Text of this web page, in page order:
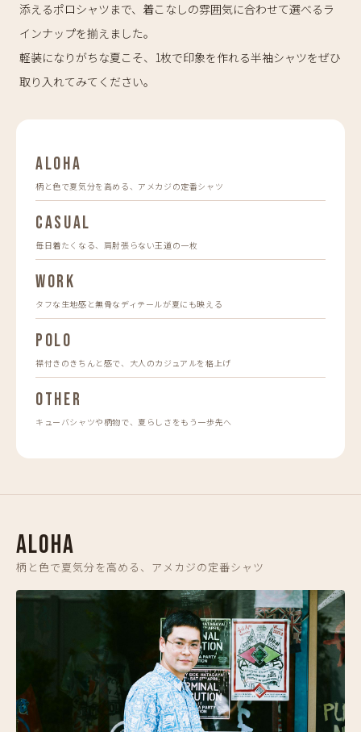
添えるポロシャツまで、着こなしの雰囲気に合わせて選べるラ
インナップを揃えました。
軽装になりがちな夏こそ、1枚で印象を作れる半袖シャツをぜひ
取り入れてみてください。
ALOHA
柄と色で夏気分を高める、アメカジの定番シャツ
CASUAL
毎日着たくなる、肩肘張らない王道の一枚
WORK
タフな生地感と無骨なディテールが夏にも映える
POLO
襟付きのきちんと感で、大人のカジュアルを格上げ
OTHER
キューバシャツや柄物で、夏らしさをもう一歩先へ
ALOHA
柄と色で夏気分を高める、アメカジの定番シャツ